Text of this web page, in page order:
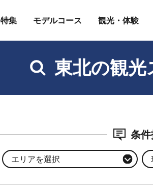
特集 モデルコース 観光・体験
東北の観
条
エリアを選択